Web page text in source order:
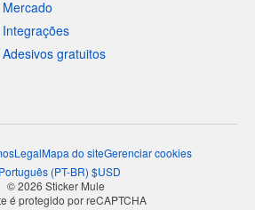
Mercado
Integrações
Adesivos gratuitos
LegalMapa do siteGerenciar cookies
Português (PT-BR) $USD
© 2026 Sticker Mule
é protegido por reCAPTCHA